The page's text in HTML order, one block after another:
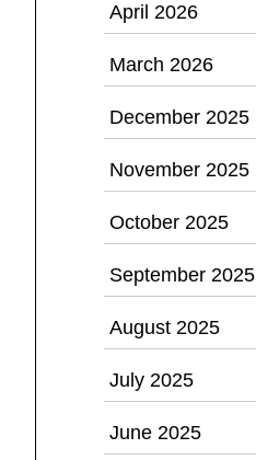
April 2026
March 2026
December 2025
November 2025
October 2025
September 2025
August 2025
July 2025
June 2025